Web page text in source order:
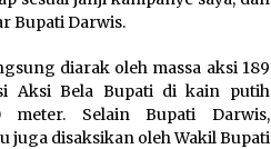
Bupati Darwis.
diarak oleh massa aksi 189
Aksi Bela Bupati di kain putih
meter. Selain Bupati Darwis,
juga disaksikan oleh Wakil Bupati